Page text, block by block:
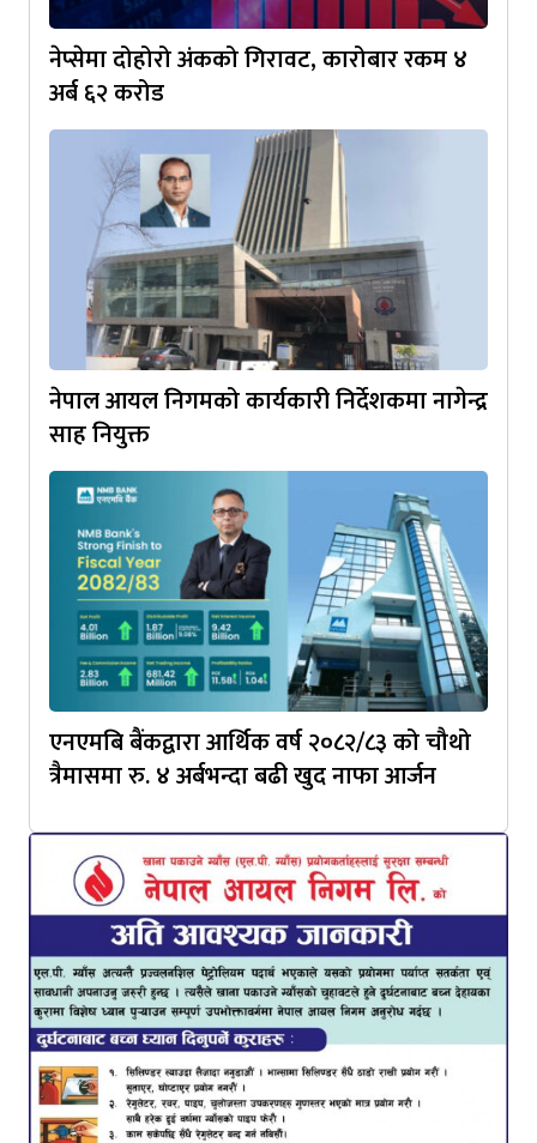
नेप्सेमा दोहोरो अंकको गिरावट, कारोबार रकम ४
अर्ब ६२ करोड
नेपाल आयल निगमको कार्यकारी निर्देशकमा नागेन्द्र
साह नियुक्त
एनएमबि बैंकद्वारा आर्थिक वर्ष २०८२/८३ को चौथो
त्रैमासमा रु. ४ अर्बभन्दा बढी खुद नाफा आर्जन